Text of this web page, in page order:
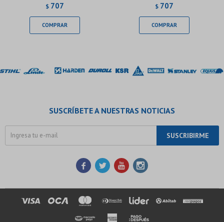
$ 707 $ 707
SUSCRÍBETE A NUESTRAS NOTICIAS
SUSCRIBIRME
   